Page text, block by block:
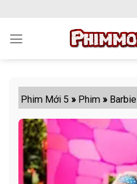
content
Phim Mới 5 » Phim » Barbie